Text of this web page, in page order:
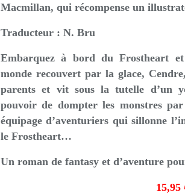
Macmillan, qui récompense un
Traducteur : N. Bru
Embarquez à bord du Frostheart
monde recouvert par la glace,
parents et vit sous la tutelle d’un
pouvoir de dompter les monstres
équipage d’aventuriers qui sillonne
le Frostheart…
Un roman de fantasy et d’aventure
15,95